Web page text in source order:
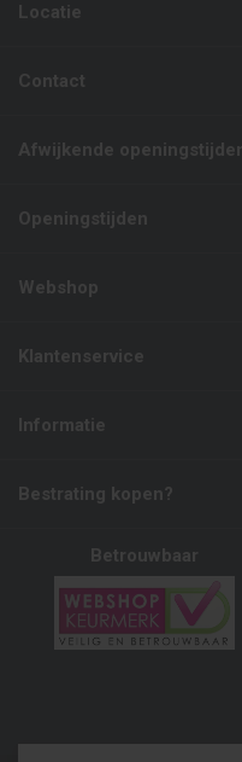
Locatie
Contact
Afwijkende
Openingstijden
Webshop
Klantenservice
Informatie
Bestrating kopen?
Betrouwbaar